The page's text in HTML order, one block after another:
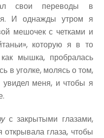
свои переводы в
И однажды утром я
мешочек с четками и
которую я в то
мышка, пробралась
в уголке, молясь о том,
меня, и чтобы я
с закрытыми глазами,
глаза, чтобы